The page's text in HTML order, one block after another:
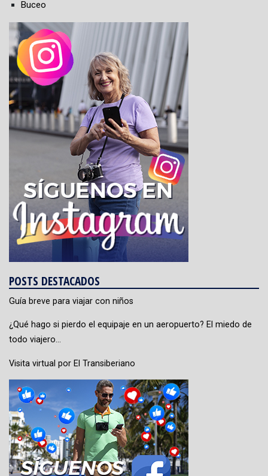
Buceo
POSTS DESTACADOS
Guía breve para viajar con niños
¿Qué hago si pierdo el equipaje en un aeropuerto? El miedo de
todo viajero…
Visita virtual por El Transiberiano